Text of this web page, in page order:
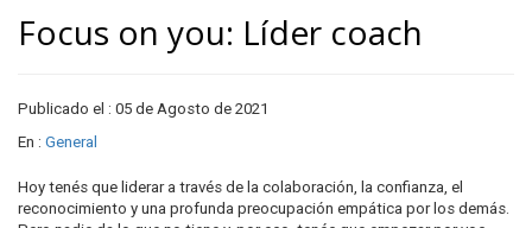
Focus on you: Líder coach
Publicado el : 05 de Agosto de 2021
En : General
Hoy tenés que liderar a través de la colaboración, la confianza, el
reconocimiento y una profunda preocupación empática por los demás.